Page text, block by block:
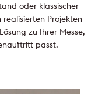
oder klassischer
realisierten Projekten
zu Ihrer Messe,
passt.